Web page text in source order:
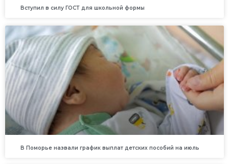
Вступил в силу ГОСТ для школьной формы
В Поморье назвали график выплат детских пособий на июль